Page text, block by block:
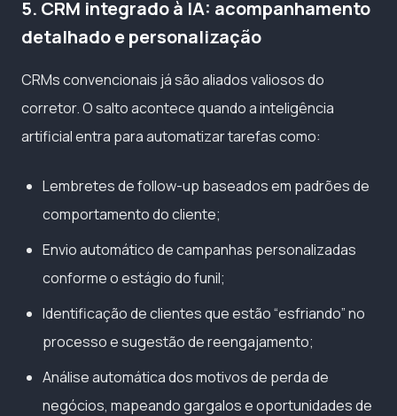
5. CRM integrado à IA: acompanhamento
detalhado e personalização
CRMs convencionais já são aliados valiosos do
corretor. O salto acontece quando a inteligência
artificial entra para automatizar tarefas como:
Lembretes de follow-up baseados em padrões de
comportamento do cliente;
Envio automático de campanhas personalizadas
conforme o estágio do funil;
Identificação de clientes que estão “esfriando” no
processo e sugestão de reengajamento;
Análise automática dos motivos de perda de
negócios, mapeando gargalos e oportunidades de